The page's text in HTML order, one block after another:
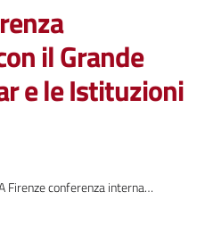
il Grande
e le Istituzioni
conferenza internazionale con il Grande Imam di Al Azhar e le Istituzioni europee